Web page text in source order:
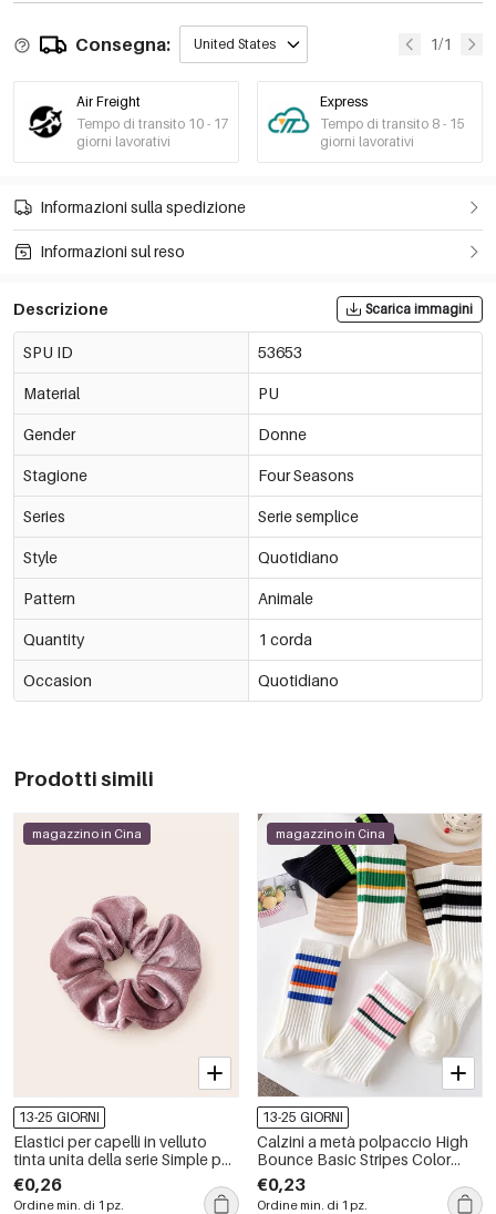
Consegna: United States 1/1
Air Freight
Tempo di transito 10 - 17
giorni lavorativi
Express
Tempo di transito 8 - 15
giorni lavorativi
Informazioni sulla spedizione
Informazioni sul reso
Descrizione Scarica immagini
SPU ID 53653
Material PU
Gender Donne
Stagione Four Seasons
Series Serie semplice
Style Quotidiano
Pattern Animale
Quantity 1 corda
Occasion Quotidiano
Prodotti simili
magazzino in Cina
13-25 GIORNI
Elastici per capelli in velluto
tinta unita della serie Simple per
tutti i giorni
€0,26
Ordine min. di 1 pz.
magazzino in Cina
13-25 GIORNI
Calzini a metà polpaccio High
Bounce Basic Stripes Color
Clash
€0,23
Ordine min. di 1 pz.